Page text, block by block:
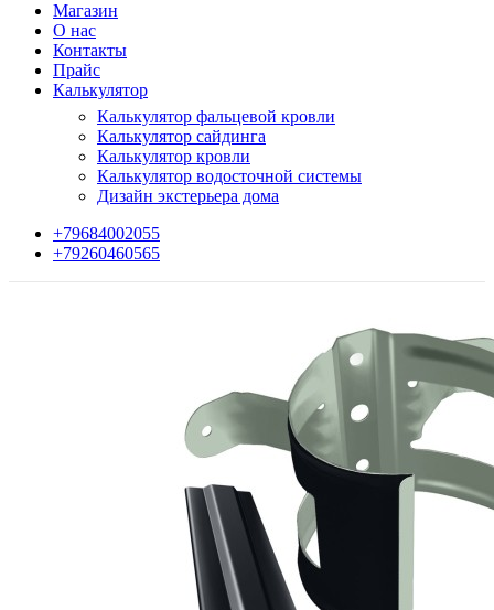
Магазин
О нас
Контакты
Прайс
Калькулятор
Калькулятор фальцевой кровли
Калькулятор сайдинга
Калькулятор кровли
Калькулятор водосточной системы
Дизайн экстерьера дома
+79684002055
+79260460565